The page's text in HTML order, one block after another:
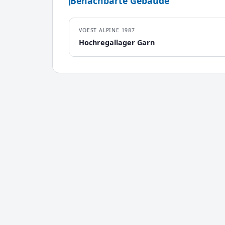
VOEST ALPINE 1987
Hochregallager Garn